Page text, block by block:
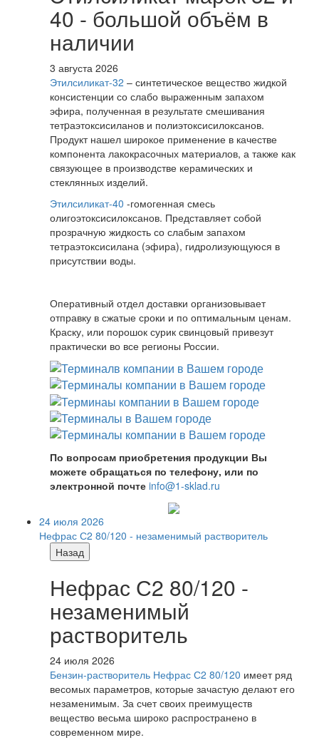
40 - большой объём в
наличии
3 августа 2026
Этилсиликат-32 – синтетическое вещество жидкой
консистенции со слабо выраженным запахом
эфира, полученная в результате смешивания
тетpаэтоксисиланов и полиэтоксисилоксанов.
Продукт нашел широкое применение в качестве
компонента лакокрасочных материалов, а также как
связующее в производстве керамических и
стеклянных изделий.
Этилсиликат-40 -гомогенная смесь
олигоэтоксисилоксанов. Представляет собой
прозрачную жидкость со слабым запахом
тетраэтоксисилана (эфира), гидролизующуюся в
присутствии воды.
Оперативный отдел доставки организовывает
отправку в сжатые сроки и по оптимальным ценам.
Краску, или порошок сурик свинцовый привезут
практически во все регионы России.
По вопросам приобретения продукции Вы
можете обращаться по телефону, или по
электронной почте info@1-sklad.ru
24 июля 2026
Нефрас С2 80/120 - незаменимый растворитель
Назад
Нефрас С2 80/120 -
незаменимый
растворитель
24 июля 2026
Бензин-растворитель Нефрас С2 80/120 имеет ряд
весомых параметров, которые зачастую делают его
незаменимым. За счет своих преимуществ
вещество весьма широко распространено в
современном мире.